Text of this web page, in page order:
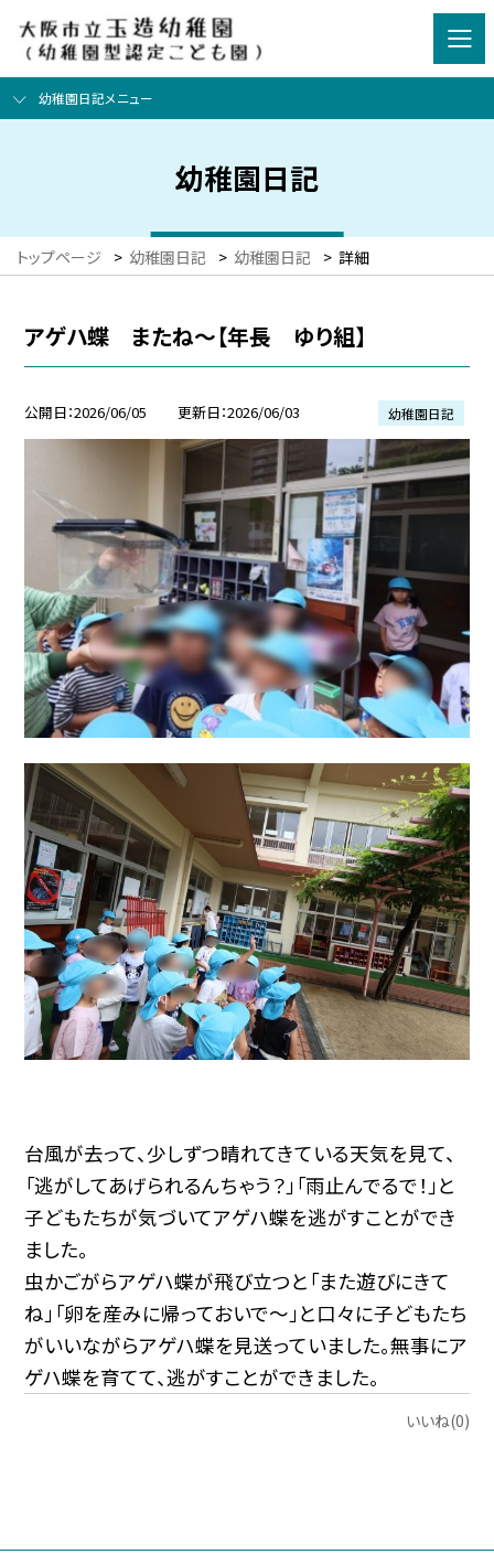
幼稚園日記メニュー
幼稚園日記
トップページ > 幼稚園日記 > 幼稚園日記 > 詳細
アゲハ蝶 またね～【年長 ゆり組】
公開日 2026/06/05 更新日 2026/06/03 幼稚園日記
台風が去って、少しずつ晴れてきている天気を見て、
「逃がしてあげられるんちゃう？」「雨止んでるで！」と
子どもたちが気づいてアゲハ蝶を逃がすことができ
ました。
虫かごがらアゲハ蝶が飛び立つと「また遊びにきて
ね」「卵を産みに帰っておいで～」と口々に子どもたち
がいいながらアゲハ蝶を見送っていました。無事にア
ゲハ蝶を育てて、逃がすことができました。
いいね(0)